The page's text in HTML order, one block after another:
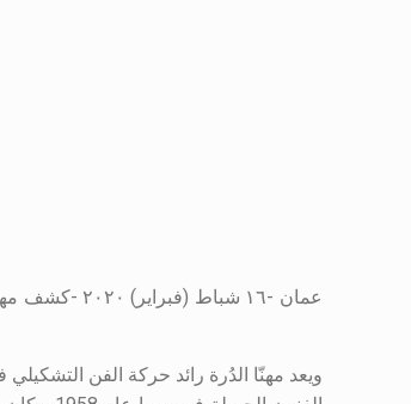
عمان -١٦
ويعد مهنّا الدُرة رائد حركة الفن